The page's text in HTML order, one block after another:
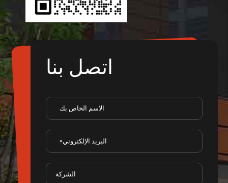
اتصل بنا